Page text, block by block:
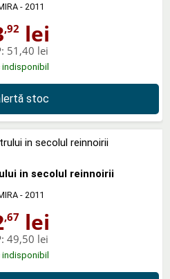
- 2011
,92 lei
51,40 lei
indisponibil
stoc
in secolul reinnoirii
- 2011
,67 lei
49,50 lei
indisponibil